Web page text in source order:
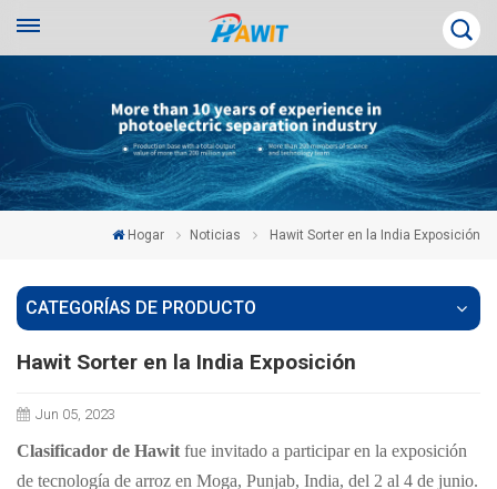
Hogar Noticias Hawit Sorter en la India Exposición
CATEGORÍAS DE PRODUCTO
Hawit Sorter en la India Exposición
Jun 05, 2023
Clasificador de Hawit fue invitado a participar en la exposición
de tecnología de arroz en Moga, Punjab, India, del 2 al 4 de junio.